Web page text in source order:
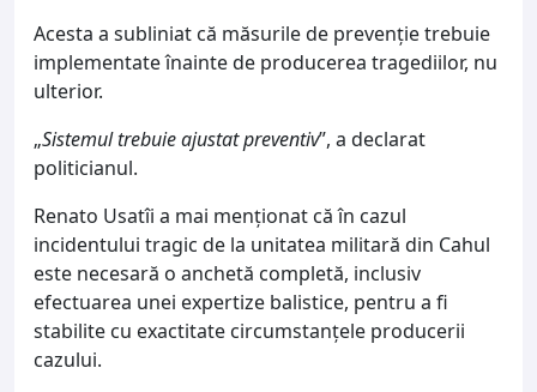
Acesta a subliniat că măsurile de prevenție trebuie
implementate înainte de producerea tragediilor, nu
ulterior.
„Sistemul trebuie ajustat preventiv”, a declarat
politicianul.
Renato Usatîi a mai menționat că în cazul
incidentului tragic de la unitatea militară din Cahul
este necesară o anchetă completă, inclusiv
efectuarea unei expertize balistice, pentru a fi
stabilite cu exactitate circumstanțele producerii
cazului.